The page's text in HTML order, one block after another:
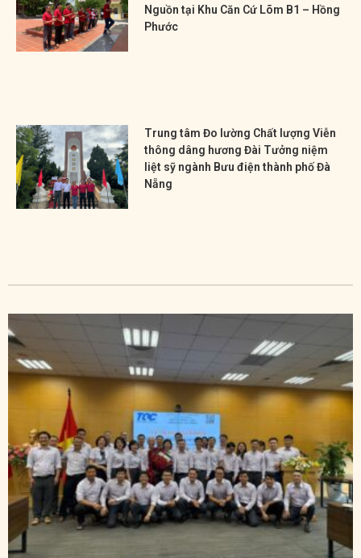
Nguồn tại Khu Căn Cứ Lõm B1 – Hồng
Phước
Trung tâm Đo lường Chất lượng Viễn
thông dâng hương Đài Tưởng niệm
liệt sỹ ngành Bưu điện thành phố Đà
Nẵng